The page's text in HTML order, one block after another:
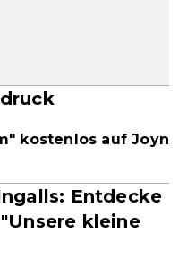
kostenlos auf Joyn
Entdecke
kleine